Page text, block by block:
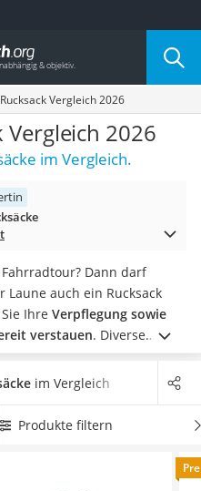
Vergleich 2026
Vergleich 2026
im Vergleich.
Dann darf
Laune auch ein Rucksack
Ihre Verpflegung sowie
verstauen. Diverse
mit vielen Fächern, um
zu können. Zahlreiche
Evoc-Bike-Rucksack mit
verzichten zu müssen.
2026 besonders das
im Vergleich
Produkte filtern